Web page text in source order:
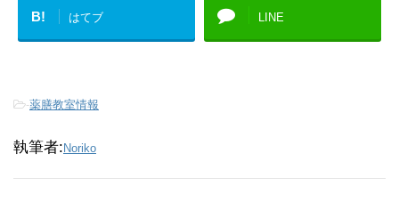
B! はてブ LINE
-薬膳教室情報
執筆者: Noriko